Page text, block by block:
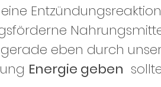
eben durch
Energie geben